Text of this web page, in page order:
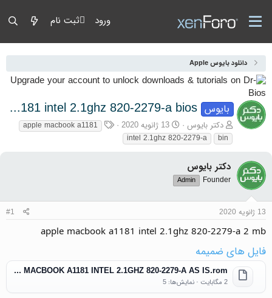
ورود ثبت نام
دانلود بایوس Apple
بایوس apple macbook a1181 intel 2.1ghz 820-2279-a bios
آغازگر گفتمان
دکتر بایوس تاریخ شروع
13 ژانویه 2020 برچسب‌ها
apple macbook a1181
bin
intel 2.1ghz 820-2279-a
دکتر بایوس
Founder
Admin
13 ژانویه 2020 #1
apple macbook a1181 intel 2.1ghz 820-2279-a 2 mb
فایل های ضمیمه
BIOS APPLE MACBOOK A1181 INTEL 2.1GHZ 820-2279-A AS IS.rom
2 مگابایت · نمایش‌ها: 5